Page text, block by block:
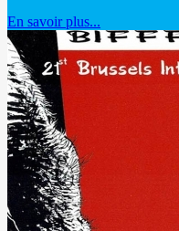
En savoir plus...